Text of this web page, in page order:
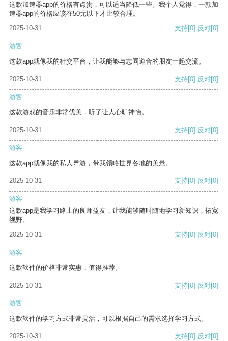
这款加速器app的价格有点贵，可以适当降低一些。我个人觉得，一款加
速器app的价格应该在50元以下才比较合理。
2025-10-31
支持[0] 反对[0]
游客
这款app就像我的社交平台，让我能够与志同道合的朋友一起交流。
2025-10-31 支持[0] 反对[0]
游客
这款游戏的音乐非常优美，听了让人心旷神怡。
2025-10-31 支持[0] 反对[0]
游客
这款app就像我的私人导游，带我领略世界各地的美景。
2025-10-31 支持[0] 反对[0]
游客
这款app是我学习路上的良师益友，让我能够随时随地学习新知识，拓宽
视野。
2025-10-31
支持[0] 反对[0]
游客
这款软件的价格非常实惠，值得推荐。
2025-10-31 支持[0] 反对[0]
游客
这款软件的学习方式非常灵活，可以根据自己的需求选择学习方式。
2025-10-31 支持[0] 反对[0]